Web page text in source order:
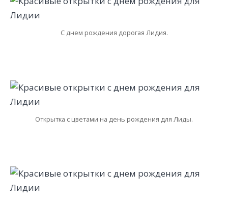
С днем рождения дорогая Лидия.
Открытка с цветами на день рождения для Лиды.